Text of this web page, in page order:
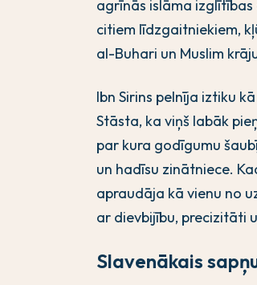
agrīnās islāma izglītības
citiem līdzgaitniekiem,
al-Buhari un Muslim
Ibn Sirins pelnīja iztiku
Stāsta, ka viņš labāk
par kura godīgumu
un hadīsu zinātniece.
apraudāja kā vienu no
ar dievbijību, precizitāti
Slavenākais